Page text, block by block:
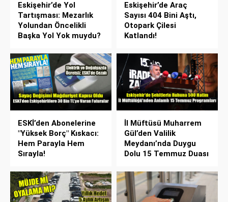
Eskişehir’de Yol
Tartışması: Mezarlık
Yolundan Öncelikli
Başka Yol Yok muydu?
Eskişehir’de Araç
Sayısı 404 Bini Aştı,
Otopark Çilesi
Katlandı!
ESKİ’den Abonelerine
"Yüksek Borç" Kıskacı:
Hem Parayla Hem
Sırayla!
İl Müftüsü Muharrem
Gül’den Valilik
Meydanı’nda Duygu
Dolu 15 Temmuz Duası